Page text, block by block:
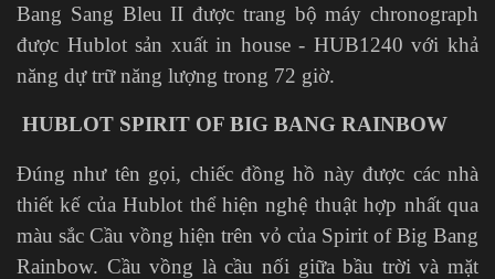
Bang Sang Bleu II được trang bộ máy chronograph
được Hublot sản xuất in house - HUB1240 với khả
năng dự trữ năng lượng trong 72 giờ.
HUBLOT SPIRIT OF BIG BANG RAINBOW
Đúng như tên gọi, chiếc đồng hồ này được các nhà
thiết kế của Hublot thể hiện nghệ thuật hợp nhất qua
màu sắc Cầu vồng hiện trên vỏ của Spirit of Big Bang
Rainbow. Cầu vồng là cầu nối giữa bầu trời và mặt